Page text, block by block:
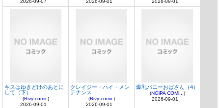
2026-09-07
2026-09-01
2026-09-01
キスはゆきどけのあとに
して（下）
(Bivy comic)
2026-09-01
クレイジー・ハイ・メン
テナンス
(Bivy comic)
2026-09-01
爆乳バニーおばさん（4）
(NOiPA COMi...)
2026-09-01